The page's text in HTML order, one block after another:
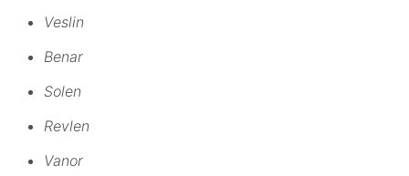
Veslin
Benar
Solen
Revlen
Vanor